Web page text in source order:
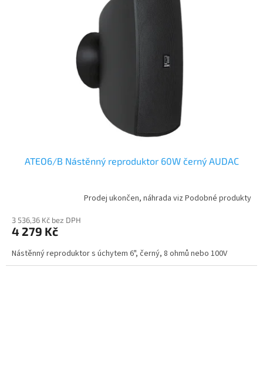
ATEO6/B Nástěnný reproduktor 60W černý AUDAC
Prodej ukončen, náhrada viz Podobné produkty
3 536,36 Kč bez DPH
4 279 Kč
Nástěnný reproduktor s úchytem 6", černý, 8 ohmů nebo 100V